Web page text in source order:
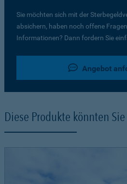
Sie möchten sich mit der
absichern, haben noch offene
Informationen? Dann fordern Sie
Angebot
Diese Produkte könnten